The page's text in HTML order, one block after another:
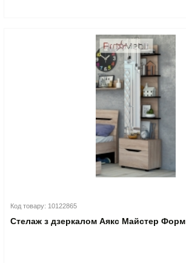
Код товару: 10122865
Стелаж з дзеркалом Аякс Майстер Форм